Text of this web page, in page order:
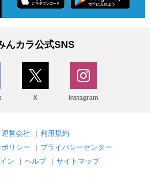
んカラ公式SNS
X Instagram
運営会社 | 利用規約
リシー
| プライバシーセンター
ン
| ヘルプ | サイトマップ